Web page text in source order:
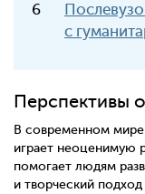
с
Перспективы
В современном мире
играет неоценимую
помогает людям
и творческий